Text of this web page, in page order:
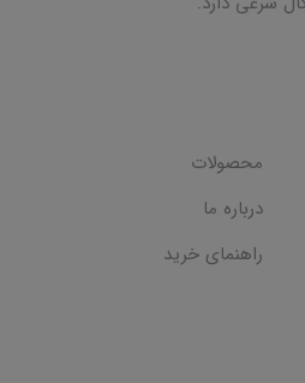
محصولات
درباره ما
راهنمای خرید